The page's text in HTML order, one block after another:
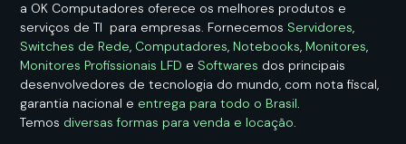
a OK Computadores oferece os melhores produtos e
serviços de TI para empresas. Fornecemos Servidores
Switches de Rede Computadores Notebooks Monitores
Monitores Profissionais LFD e Softwares dos principais
desenvolvedores de tecnologia do mundo, com nota fiscal,
garantia nacional e entrega para todo o Brasil
Temos diversas formas para venda e locação